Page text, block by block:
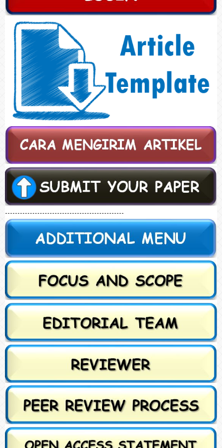
------------------------------------------------